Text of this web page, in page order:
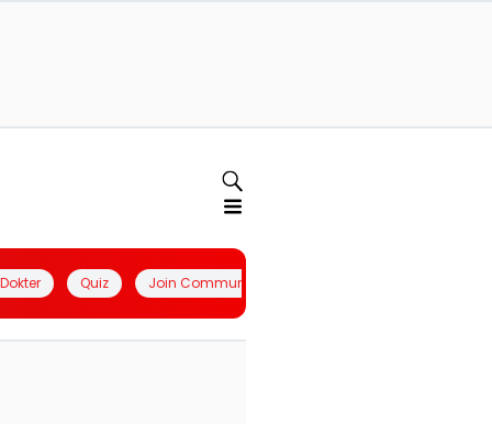
Quiz Join Community